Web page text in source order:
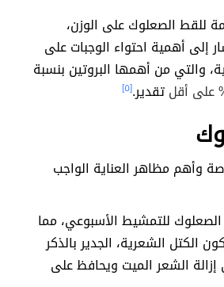
للقط الصعلوك على الوزن،
إلى أهمية احتواء الوجبات على
والتي من أهمها البروتين بنسبة
تقدير.[٥]
وأهم مظاهر العناية الواجب
للتمشيط الأسبوعي، مما
الكتل الشعرية، الجدير بالذكر
الشعر الميت ويحافظ على